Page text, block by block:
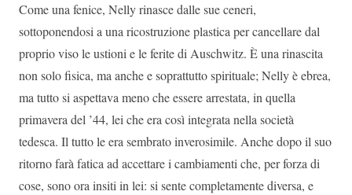
Come una fenice, Nelly rinasce dalle sue ceneri,
sottoponendosi a una ricostruzione plastica per cancellare dal
proprio viso le ustioni e le ferite di Auschwitz. È una rinascita
non solo fisica, ma anche e soprattutto spirituale; Nelly è ebrea,
ma tutto si aspettava meno che essere arrestata, in quella
primavera del ’44, lei che era così integrata nella società
tedesca. Il tutto le era sembrato inverosimile. Anche dopo il suo
ritorno farà fatica ad accettare i cambiamenti che, per forza di
cose, sono ora insiti in lei: si sente completamente diversa, e